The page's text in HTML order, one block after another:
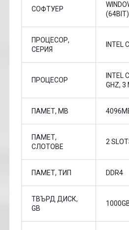
СОФТУЕР
(64BIT)
ПРОЦЕСОР,
СЕРИЯ
INTEL
ПРОЦЕСОР
INTEL
GHZ, 3
ПАМЕТ, MB
ПАМЕТ,
СЛОТОВЕ
2
ПАМЕТ, ТИП DDR4
ТВЪРД ДИСК,
GB